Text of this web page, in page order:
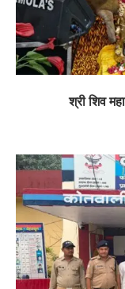
श्री शिव